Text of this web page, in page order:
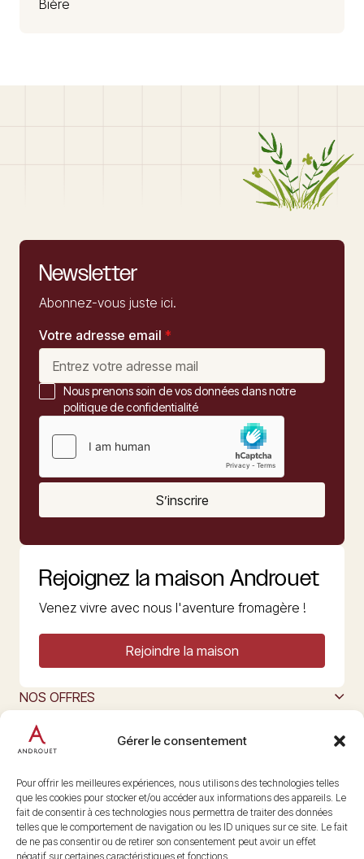
Gérer le consentement
Pour offrir les meilleures expériences, nous utilisons des technologies telles
que les cookies pour stocker et/ou accéder aux informations des appareils. Le
fait de consentir à ces technologies nous permettra de traiter des données
telles que le comportement de navigation ou les ID uniques sur ce site. Le fait
de ne pas consentir ou de retirer son consentement peut avoir un effet
négatif sur certaines caractéristiques et fonctions.
Bière
Newsletter
Abonnez-vous juste ici.
Votre adresse email *
Nous prenons soin de vos données dans notre
politique de confidentialité
S’inscrire
Rejoignez la maison Androuet
Venez vivre avec nous l'aventure fromagère !
Rejoindre la maison
NOS OFFRES
L’ART DU FROMAGE
Nous suivre
@maisonandrouet
Copyright © 2026 Androuet
Site parMake the Grade